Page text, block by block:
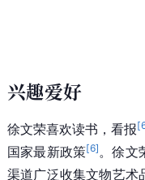
兴趣爱好
徐文荣喜欢读书，看报[
国家最新政策[6]。徐文
渠道广泛收集文物艺术